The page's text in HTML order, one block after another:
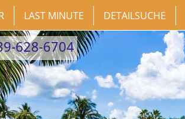
628-6704
LAST MINUTE DETAILSUCHE